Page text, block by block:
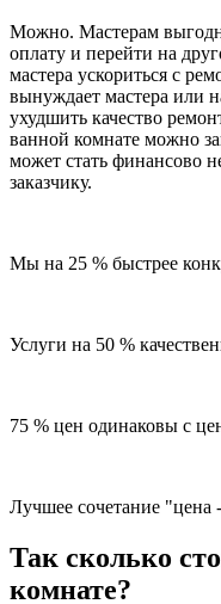
Можно. Мастерам
оплату и перейти на
мастера ускориться с
вынуждает мастера или
ухудшить качество
ванной комнате можно
может стать финансово
заказчику.
Мы на 25 % быстрее
Услуги на 50 %
75 % цен одинаковы с
Лучшее сочетание "цена
Так сколько
комнате?